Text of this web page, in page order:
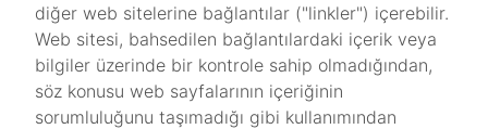
diğer web sitelerine bağlantılar ("linkler") içerebilir.
Web sitesi, bahsedilen bağlantılardaki içerik veya
bilgiler üzerinde bir kontrole sahip olmadığından,
söz konusu web sayfalarının içeriğinin
sorumluluğunu taşımadığı gibi kullanımından